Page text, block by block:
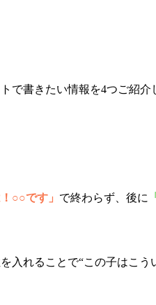
で書きたい情報を4つご紹介
○○です」 で終わらず、後に
入れることで“この子はこう